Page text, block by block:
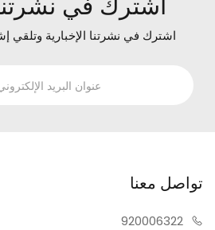
اشترك في نشرتنا الإخبارية
تواصل معنا
920006322